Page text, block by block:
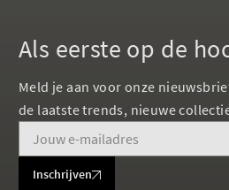
Als eerste op de
Meld je aan voor onze
de laatste trends, nieuwe
Inschrijven